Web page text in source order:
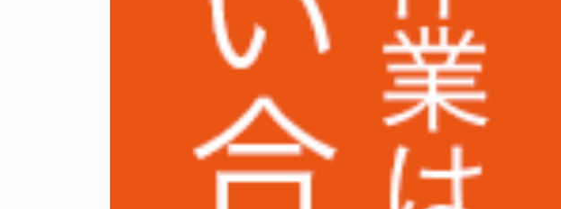
UAゼンセン労働組合様
早稲田大学様
大阪大学様